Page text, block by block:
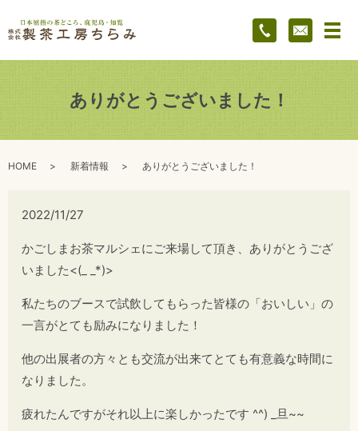
メ
ありがとうございました！
HOME 新着情報 ありがとうございました！
2022/11/27
かごしまお茶マルシェにご来場して頂き、ありがとうござ
いました<(_ _*)>
私たちのブースで試飲してもらった皆様の「おいしい」の
一言がとても励みになりました！
他の出展者の方々とも交流が出来てとても有意義な時間に
なりました。
疲れたんですがそれ以上に楽しかったです ^^) _旦~~